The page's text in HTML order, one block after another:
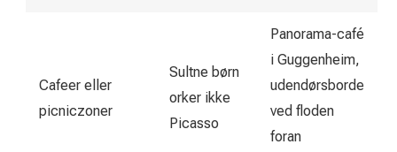
Cafeer eller
picniczoner
Sultne børn
orker ikke
Picasso
Panorama-café
i Guggenheim,
udendørsborde
ved floden
foran